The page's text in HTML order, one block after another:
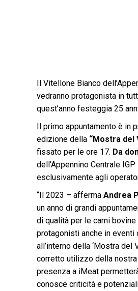
Il Vitellone Bianco
vedranno protagonista in
quest’anno festeggia 25
Il primo appuntamento è in
edizione della “Mostra del
fissato per le ore 17. Da
dell’Appennino Centrale
esclusivamente agli
“Il 2023 – afferma Andrea
un anno di grandi
di qualità per le carni
protagonisti anche in
all’interno della ‘Mostra del
corretto utilizzo della nostra
presenza a iMeat
conosce criticità e